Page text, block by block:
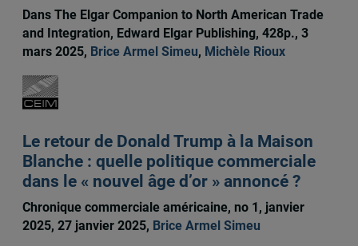
Dans The Elgar Companion to North American Trade
and Integration, Edward Elgar Publishing, 428p., 3
mars 2025, Brice Armel Simeu, Michèle Rioux
Le retour de Donald Trump à la Maison
Blanche : quelle politique commerciale
dans le « nouvel âge d’or » annoncé ?
Chronique commerciale américaine, no 1, janvier
2025, 27 janvier 2025, Brice Armel Simeu